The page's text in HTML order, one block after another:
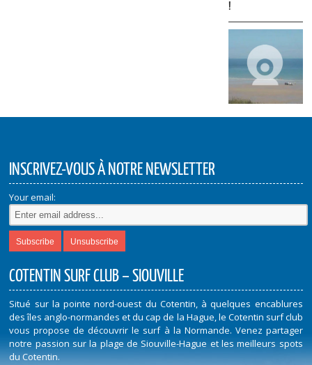
!
INSCRIVEZ-VOUS À NOTRE NEWSLETTER
Your email:
COTENTIN SURF CLUB – SIOUVILLE
Situé sur la pointe nord-ouest du Cotentin, à quelques encablures
des îles anglo-normandes et du cap de la Hague, le Cotentin surf club
vous propose de découvrir le surf à la Normande. Venez partager
notre passion sur la plage de Siouville-Hague et les meilleurs spots
du Cotentin.